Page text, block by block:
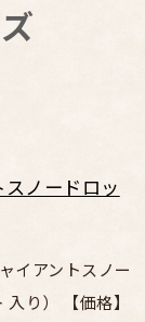
ノードロッ
イアントスノー
り） 【価格】